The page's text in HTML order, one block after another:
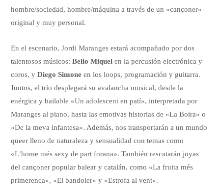
hombre/sociedad, hombre/máquina a través de un «cançoner»
original y muy personal.
En el escenario, Jordi Maranges estará acompañado por dos
talentosos músicos:Belio Miquel en la percusión electrónica y
coros, yDiego Simone en los loops, programación y guitarra.
Juntos, el trío desplegará su avalancha musical, desde la
enérgica y bailable «Un adolescent en patí», interpretada por
Maranges al piano, hasta las emotivas historias de «La Boira» o
«De la meva infantesa». Además, nos transportarán a un mundo
queer lleno de naturaleza y sensualidad con temas como
«L’home més sexy de part forana». También rescatarán joyas
del cançoner popular balear y catalán, como «La fruita més
primerenca», «El bandoler» y «Estrofa al vent».